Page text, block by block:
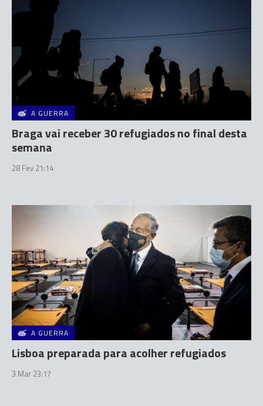
A GUERRA
Braga vai receber 30 refugiados no final desta
semana
28 Fev 21:14
A GUERRA
Lisboa preparada para acolher refugiados
3 Mar 23:17